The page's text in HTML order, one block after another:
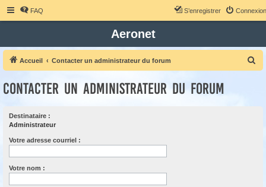
FAQ Connexion
S’enregistrer
Aeronet
Accueil Contacter un administrateur du forum
Contacter un administrateur du forum
Destinataire :
Administrateur
Votre adresse courriel :
Votre nom :